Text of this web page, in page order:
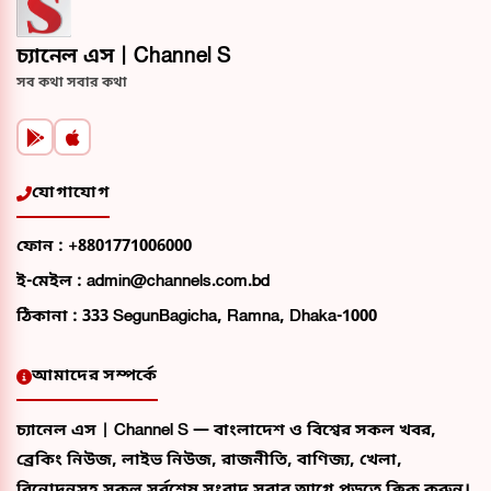
চ্যানেল এস | Channel S
সব কথা সবার কথা
যোগাযোগ
ফোন : +8801771006000
ই-মেইল : admin@channels.com.bd
ঠিকানা : 333 SegunBagicha, Ramna, Dhaka-1000
আমাদের সম্পর্কে
চ্যানেল এস | Channel S — বাংলাদেশ ও বিশ্বের সকল খবর,
ব্রেকিং নিউজ, লাইভ নিউজ, রাজনীতি, বাণিজ্য, খেলা,